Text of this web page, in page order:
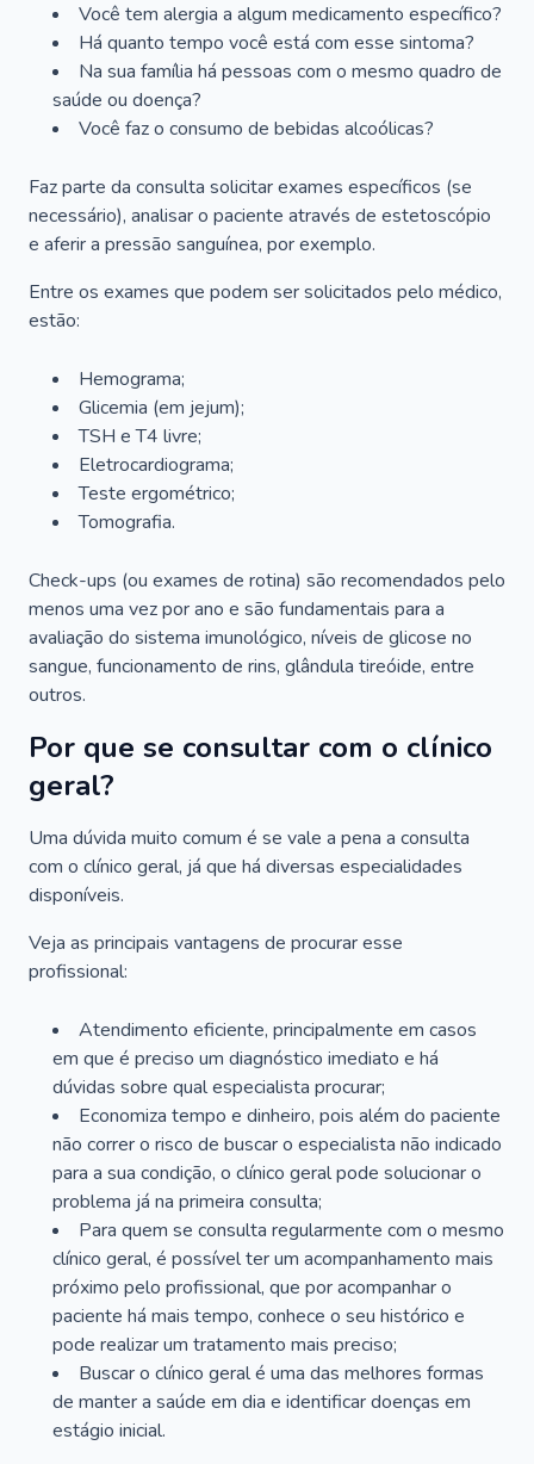
Você tem alergia a algum medicamento específico?
Há quanto tempo você está com esse sintoma?
Na sua família há pessoas com o mesmo quadro de
saúde ou doença?
Você faz o consumo de bebidas alcoólicas?
Faz parte da consulta solicitar exames específicos (se
necessário), analisar o paciente através de estetoscópio
e aferir a pressão sanguínea, por exemplo.
Entre os exames que podem ser solicitados pelo médico,
estão:
Hemograma;
Glicemia (em jejum);
TSH e T4 livre;
Eletrocardiograma;
Teste ergométrico;
Tomografia.
Check-ups (ou exames de rotina) são recomendados pelo
menos uma vez por ano e são fundamentais para a
avaliação do sistema imunológico, níveis de glicose no
sangue, funcionamento de rins, glândula tireóide, entre
outros.
Por que se consultar com o clínico
geral?
Uma dúvida muito comum é se vale a pena a consulta
com o clínico geral, já que há diversas especialidades
disponíveis.
Veja as principais vantagens de procurar esse
profissional:
Atendimento eficiente, principalmente em casos
em que é preciso um diagnóstico imediato e há
dúvidas sobre qual especialista procurar;
Economiza tempo e dinheiro, pois além do paciente
não correr o risco de buscar o especialista não indicado
para a sua condição, o clínico geral pode solucionar o
problema já na primeira consulta;
Para quem se consulta regularmente com o mesmo
clínico geral, é possível ter um acompanhamento mais
próximo pelo profissional, que por acompanhar o
paciente há mais tempo, conhece o seu histórico e
pode realizar um tratamento mais preciso;
Buscar o clínico geral é uma das melhores formas
de manter a saúde em dia e identificar doenças em
estágio inicial.